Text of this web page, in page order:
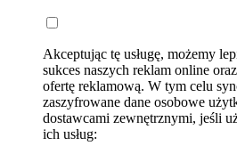
Akceptując tę usługę, możemy
sukces naszych reklam online
ofertę reklamową. W tym celu
zaszyfrowane dane osobowe
dostawcami zewnętrznymi, jeśli
ich usług: